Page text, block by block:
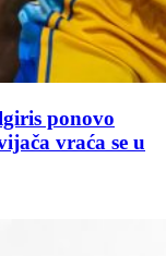
ponovo
vraća se u